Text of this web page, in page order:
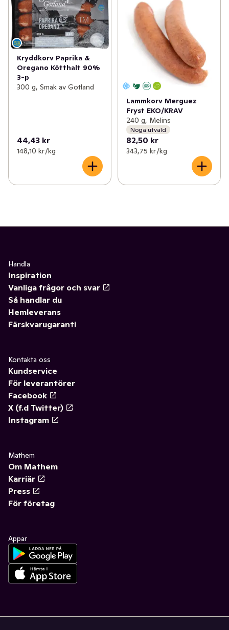
Kryddkorv Paprika &
Oregano Kötthalt 90%
3-p
300 g, Smak av Gotland
44,43 kr
148,10 kr /kg
Lammkorv Merguez
Fryst EKO/KRAV
240 g, Melins
Noga utvald
82,50 kr
343,75 kr /kg
Handla
Inspiration
Vanliga frågor och svar
Så handlar du
Hemleverans
Färskvarugaranti
Kontakta oss
Kundservice
För leverantörer
Facebook
X (f.d Twitter)
Instagram
Mathem
Om Mathem
Karriär
Press
För företag
Appar